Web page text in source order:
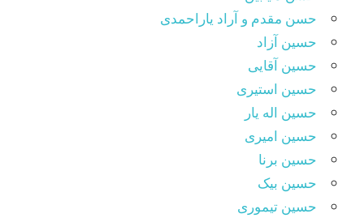
حسن مقدم و آراد یاراحمدی
حسین آزاد
حسین آقایی
حسین استیری
حسین اله یار
حسین امیری
حسین برنا
حسین بیک
حسین تیموری